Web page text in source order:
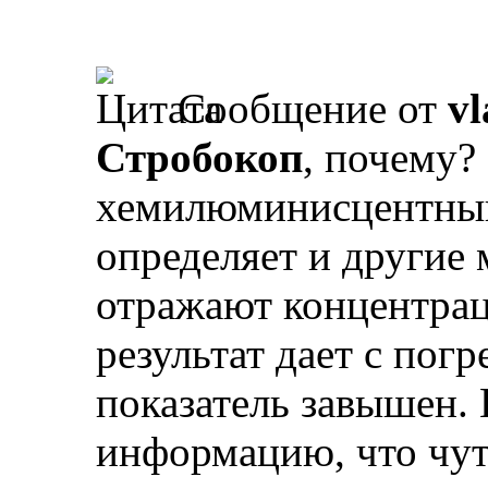
Сообщение от
Стробокоп, почему?
определяет и
отражают
результат дает с
показатель завышен.
информацию, что